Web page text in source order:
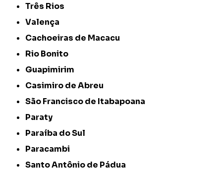
Três Rios
Valença
Cachoeiras de Macacu
Rio Bonito
Guapimirim
Casimiro de Abreu
São Francisco de Itabapoana
Paraty
Paraíba do Sul
Paracambi
Santo Antônio de Pádua